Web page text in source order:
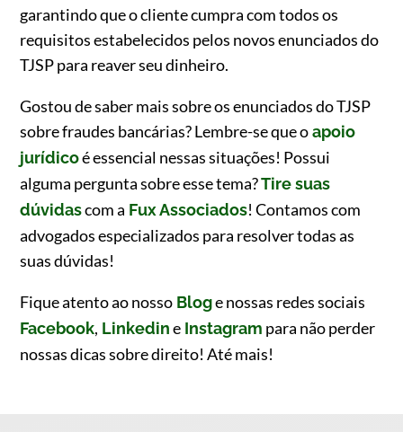
garantindo que o cliente cumpra com todos os
requisitos estabelecidos pelos novos enunciados do
TJSP para reaver seu dinheiro.
Gostou de saber mais sobre os enunciados do TJSP
sobre fraudes bancárias? Lembre-se que oapoio
jurídicoé essencial nessas situações! Possui
alguma pergunta sobre esse tema?Tire suas
dúvidascom a Fux Associados! Contamos com
advogados especializados para resolver todas as
suas dúvidas!
Fique atento ao nosso Bloge nossas redes sociais
Facebook, Linkedine Instagram para não perder
nossas dicas sobre direito! Até mais!